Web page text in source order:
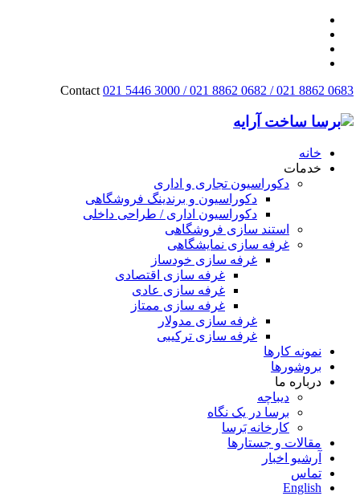
Contact 021 5446 3000 / 021 8862 0682 / 021 8862 0683
خانه
خدمات
دکوراسیون تجاری و اداری
دکوراسیون و برندینگ فروشگاهی
دکوراسیون اداری / طراحی داخلی
استند سازی فروشگاهی
غرفه سازی نمایشگاهی
غرفه سازی خودساز
غرفه سازی اقتصادی
غرفه سازی عادی
غرفه سازی ممتاز
غرفه سازی مدولار
غرفه سازی ترکیبی
نمونه کارها
بروشورها
درباره ما
دیباچه
برسا در یک نگاه
کارخانه بَرسا
مقالات و جستارها
آرشیو اخبار
تماس
English